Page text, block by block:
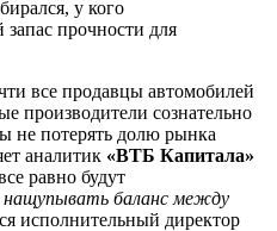
у кого
прочности для
все продавцы автомобилей
производители сознательно
не потерять долю рынка
аналитик «ВТБ Капитала»
равно будут
нащупывать баланс между
исполнительный директор